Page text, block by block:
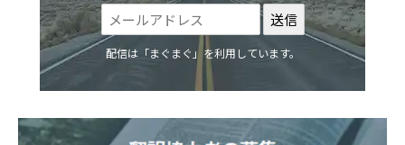
配信は「まぐまぐ」を利用しています。